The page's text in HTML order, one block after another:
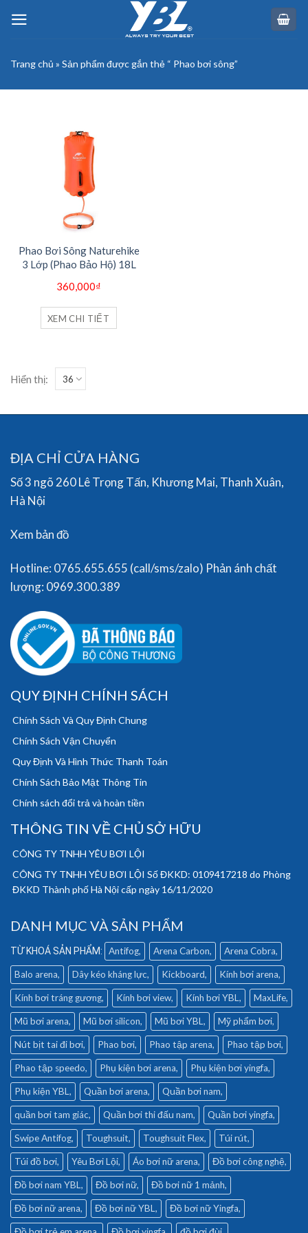
Trang chủ » Sản phẩm được gắn thẻ “ Phao bơi sông”
Phao Bơi Sông Naturehike
3 Lớp (Phao Bảo Hộ) 18L
360,000₫
XEM CHI TIẾT
Hiển thị:
ĐỊA CHỈ CỬA HÀNG
Số 3 ngõ 260 Lê Trọng Tấn, Khương Mai, Thanh Xuân,
Hà Nội
Xem bản đồ
Hotline: 0765.655.655 (call/sms/zalo) Phản ánh chất
lượng: 0969.300.389
QUY ĐỊNH CHÍNH SÁCH
Chính Sách Và Quy Định Chung
Chính Sách Vận Chuyển
Quy Định Và Hình Thức Thanh Toán
Chính Sách Bảo Mật Thông Tin
Chính sách đổi trả và hoàn tiền
THÔNG TIN VỀ CHỦ SỞ HỮU
CÔNG TY TNHH YÊU BƠI LỘI
CÔNG TY TNHH YÊU BƠI LỘI Số ĐKKD: 0109417218 do Phòng
ĐKKD Thành phố Hà Nội cấp ngày 16/11/2020
DANH MỤC VÀ SẢN PHẨM
Antifog Arena Carbon Arena Cobra
Balo arena Dây kéo kháng lực Kickboard Kính bơi arena
Kính bơi tráng gương Kính bơi view Kính bơi YBL MaxLife
Mũ bơi arena Mũ bơi silicon Mũ bơi YBL Mỹ phẩm bơi
Nút bịt tai đi bơi Phao bơi Phao tập arena Phao tập bơi
Phao tập speedo Phụ kiện bơi arena Phụ kiện bơi yingfa
Phụ kiện YBL Quần bơi arena Quần bơi nam
quần bơi tam giác Quần bơi thi đấu nam Quần bơi yingfa
Swipe Antifog Toughsuit Toughsuit Flex Túi rút
Túi đồ bơi Yêu Bơi Lội Áo bơi nữ arena Đồ bơi công nghệ
Đồ bơi nam YBL Đồ bơi nữ Đồ bơi nữ 1 mảnh
Đồ bơi nữ arena Đồ bơi nữ YBL Đồ bơi nữ Yingfa